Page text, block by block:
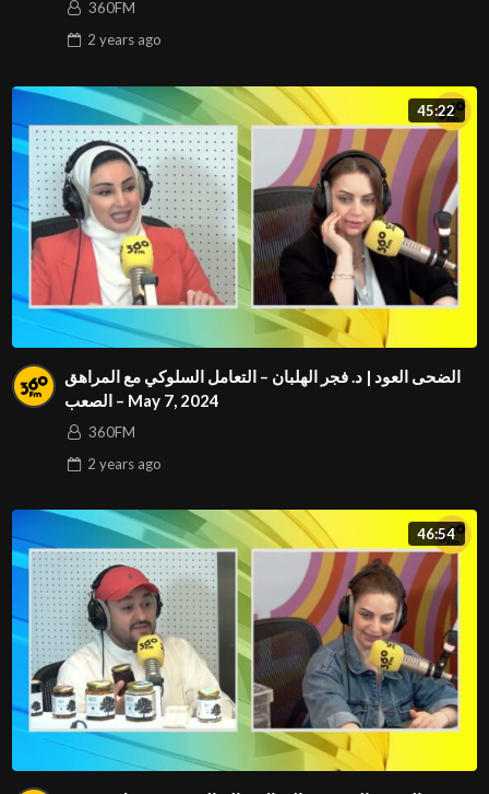
360FM
2 yearsago
45:22
الضحى العود | د. فجر الهلبان – التعامل السلوكي مع المراهق
الصعب – May 7, 2024
360FM
2 yearsago
46:54